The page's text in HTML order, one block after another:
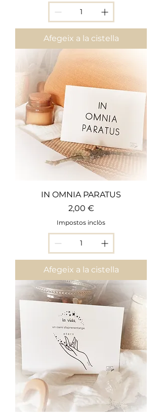
Afegeix a la cistella
IN OMNIA PARATUS
Preu
2,00 €
Impostos inclòs
Afegeix a la cistella